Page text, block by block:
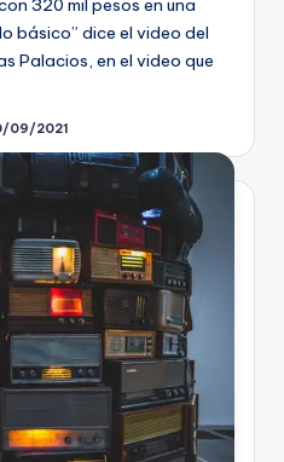
320 mil pesos en una
básico” dice el video del
Palacios, en el video que
09/2021